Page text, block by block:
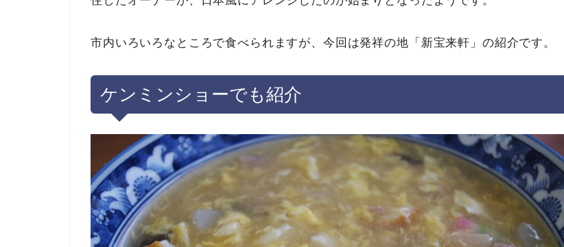
市内いろいろなところで食べられますが、今回は発祥の地「新宝来軒」の紹介です。
ケンミンショーでも紹介